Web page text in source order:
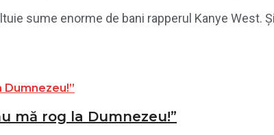
sume enorme de bani rapperul Kanye West.
mă rog la Dumnezeu!”